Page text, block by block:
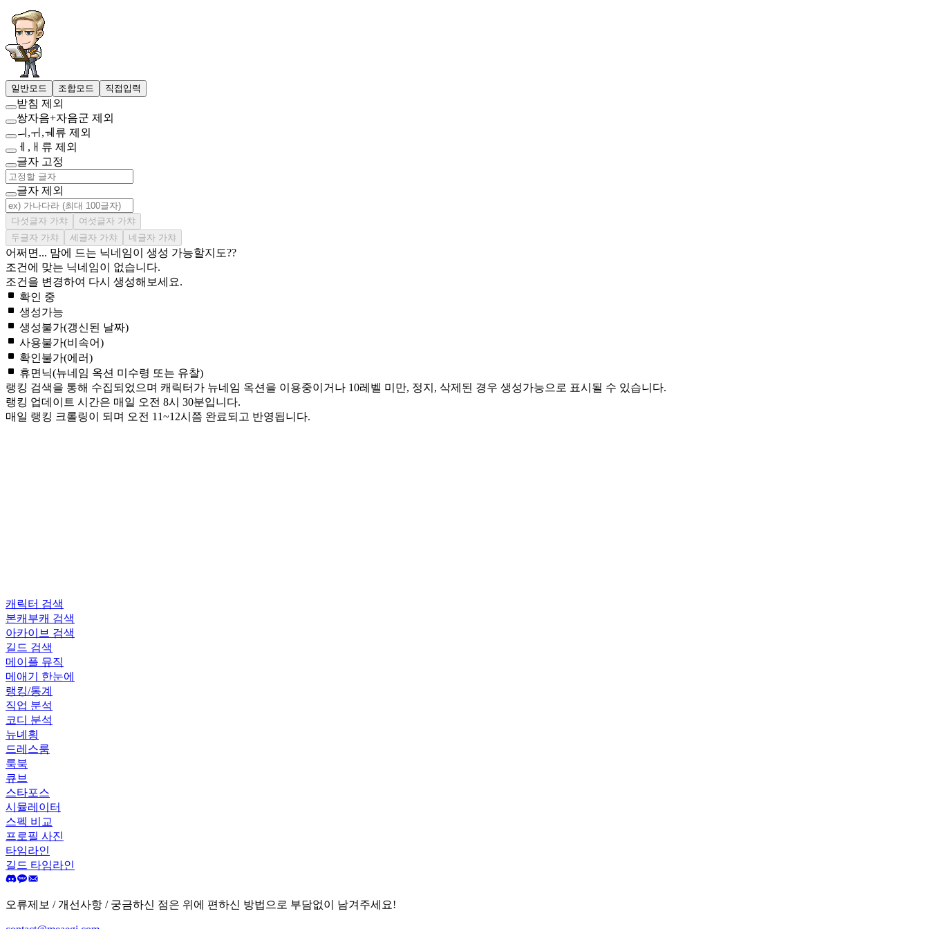
일반모드 조합모드 직접입력
받침 제외
쌍자음+자음군 제외
ㅢ,ㅟ,ㅞ류 제외
ㅔ,ㅐ류 제외
글자 고정
글자 제외
다섯글자 가챠
여섯글자 가챠
두글자 가챠
세글자 가챠 네글자 가챠
어쩌면... 맘에 드는 닉네임이 생성 가능할지도??
조건에 맞는 닉네임이 없습니다.
조건을 변경하여 다시 생성해보세요.
확인 중
생성가능
생성불가(갱신된 날짜)
사용불가(비속어)
확인불가(에러)
휴면닉(뉴네임 옥션 미수령 또는 유찰)
랭킹 검색을 통해 수집되었으며 캐릭터가 뉴네임 옥션을 이용중이거나 10레벨 미만, 정지, 삭제된 경우 생성가능으로 표시될 수 있습니다.
랭킹 업데이트 시간은 매일 오전 8시 30분입니다.
매일 랭킹 크롤링이 되며 오전 11~12시쯤 완료되고 반영됩니다.
캐릭터 검색
본캐부캐 검색
아카이브 검색
길드 검색
메이플 뮤직
메애기 한눈에
랭킹/통계
직업 분석
코디 분석
뉴녜힁
드레스룸
룩북
큐브
스타포스
시뮬레이터
스펙 비교
프로필 사진
타임라인
길드 타임라인
오류제보 / 개선사항 / 궁금하신 점은 위에 편하신 방법으로 부담없이 남겨주세요!